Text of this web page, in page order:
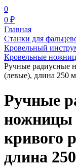
0
0 ₽
Главная
Станки для
Кровельный
Кровельные
Ручные радиусные
(левые), длина 250
Ручные
ножницы
кривого
длина